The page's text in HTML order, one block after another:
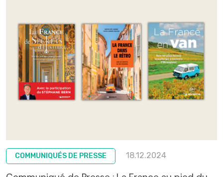
COMMUNIQUÉS DE PRESSE 18.12.2024